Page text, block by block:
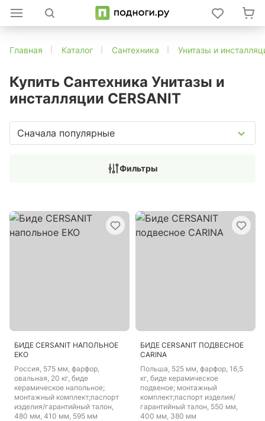
Главная Каталог Сантехника Унитазы и
Купить Сантехника Унитазы и
инсталляции CERSANIT
Сначала популярные
Фильтры
БИДЕ CERSANIT НАПОЛЬНОЕ
EKO
Россия, 575 мм, фарфор,
овальная, 20 кг, биде
керамическое напольное;
монтажный комплект;паспорт
изделия/гарантийный талон,
480 мм, 410 мм, 595 мм
БИДЕ CERSANIT ПОДВЕСНОЕ
CARINA
Польша, 525 мм, фарфор, 16,5
кг, биде керамическое
подвеное; монтажный
комплект;паспорт изделия/
гарантийный талон, 550 мм,
400 мм, 380 мм